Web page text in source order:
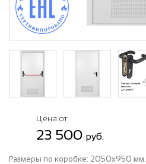
Цена от
23 500 руб.
Размеры по коробке: 2050x950 мм.